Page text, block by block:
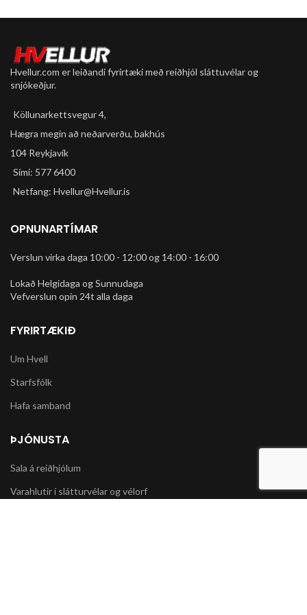
Hvellur.com er leiðandi fyrirtæki með reiðhjól sláttuvélar og
snjókeðjur.
Köllunarkettsvegur 4,
Hægra megin að neðarverðu, bakhús
104 Reykjavík
Sími: 577 6400
Netfang: Hvellur@Hvellur.is
OPNUNARTÍMAR
Verslun virka daga 10:00 - 12:00 og 14:00 - 16:00
Lokað Helgidaga og Sunnudaga
Vefverslun opin 24t alla daga
FYRIRTÆKIÐ
Um Hvell
Starfsfólk
Hafa samband
ÞJÓNUSTA
Sala á reiðhjólum
Varahlutir í slátturvélar og vélorf